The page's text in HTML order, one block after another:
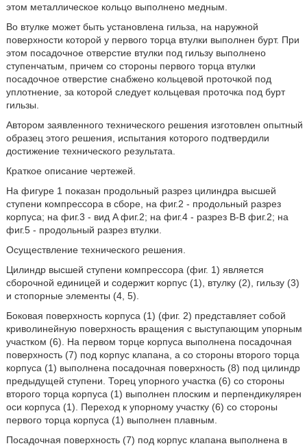
этом металлическое кольцо выполнено медным.
Во втулке может быть установлена гильза, на наружной
поверхности которой у первого торца втулки выполнен бурт. При
этом посадочное отверстие втулки под гильзу выполнено
ступенчатым, причем со стороны первого торца втулки
посадочное отверстие снабжено кольцевой проточкой под
уплотнение, за которой следует кольцевая проточка под бурт
гильзы.
Автором заявленного технического решения изготовлен опытный
образец этого решения, испытания которого подтвердили
достижение технического результата.
Краткое описание чертежей.
На фигуре 1 показан продольный разрез цилиндра высшей
ступени компрессора в сборе, на фиг.2 - продольный разрез
корпуса; на фиг.3 - вид A фиг.2; на фиг.4 - разрез B-B фиг.2; на
фиг.5 - продольный разрез втулки.
Осуществление технического решения.
Цилиндр высшей ступени компрессора (фиг. 1) является
сборочной единицей и содержит корпус (1), втулку (2), гильзу (3)
и стопорные элементы (4, 5).
Боковая поверхность корпуса (1) (фиг. 2) представляет собой
криволинейную поверхность вращения с выступающим упорным
участком (6). На первом торце корпуса выполнена посадочная
поверхность (7) под корпус клапана, а со стороны второго торца
корпуса (1) выполнена посадочная поверхность (8) под цилиндр
предыдущей ступени. Торец упорного участка (6) со стороны
второго торца корпуса (1) выполнен плоским и перпендикулярен
оси корпуса (1). Переход к упорному участку (6) со стороны
первого торца корпуса (1) выполнен плавным.
Посадочная поверхность (7) под корпус клапана выполнена в